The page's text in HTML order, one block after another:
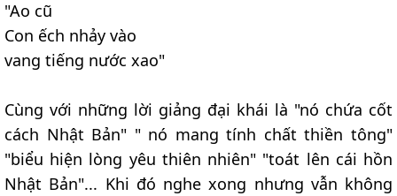
"Ao cũ
Con ếch nhảy vào
vang tiếng nước xao"
Cùng với những lời giảng đại khái là "nó chứa cốt
cách Nhật Bản" " nó mang tính chất thiền tông"
"biểu hiện lòng yêu thiên nhiên" "toát lên cái hồn
Nhật Bản"... Khi đó nghe xong nhưng vẫn không